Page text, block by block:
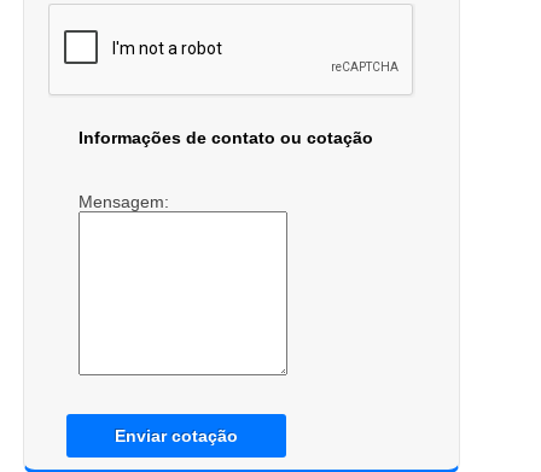
Informações de contato ou cotação
Mensagem:
Enviar cotação